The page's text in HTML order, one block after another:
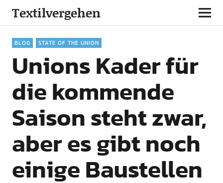
Textilvergehen
BLOG STATE OF THE UNION
Unions Kader für
die kommende
Saison steht zwar,
aber es gibt noch
einige Baustellen